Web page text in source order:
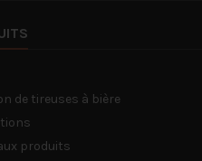
de tireuses à bière
produits